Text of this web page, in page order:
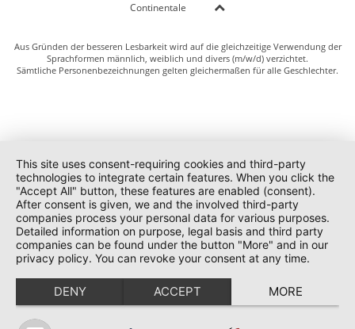
Continentale
Aus Gründen der besseren Lesbarkeit wird auf die gleichzeitige Verwendung der
Sprachformen männlich, weiblich und divers (m/w/d) verzichtet.
Sämtliche Personenbezeichnungen gelten gleichermaßen für alle Geschlechter.
This site uses consent-requiring cookies and third-party
technologies to integrate certain features. When you click the
"Accept All" button, these features are enabled (consent).
After consent is given, we and the involved third-party
companies process your personal data for various purposes.
Detailed information on purpose, legal basis and third party
companies can be found under the button "More" and in our
privacy policy. You can revoke your consent at any time.
DENY ACCEPT MORE